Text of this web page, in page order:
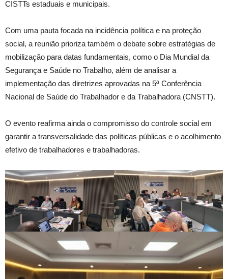
CISTTs estaduais e municipais.
Com uma pauta focada na incidência política e na proteção
social, a reunião prioriza também o debate sobre estratégias de
mobilização para datas fundamentais, como o Dia Mundial da
Segurança e Saúde no Trabalho, além de analisar a
implementação das diretrizes aprovadas na 5ª Conferência
Nacional de Saúde do Trabalhador e da Trabalhadora (CNSTT).
O evento reafirma ainda o compromisso do controle social em
garantir a transversalidade das políticas públicas e o acolhimento
efetivo de trabalhadores e trabalhadoras.